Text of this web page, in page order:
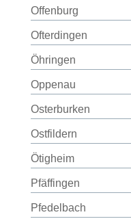
Offenburg
Ofterdingen
Öhringen
Oppenau
Osterburken
Ostfildern
Ötigheim
Pfäffingen
Pfedelbach